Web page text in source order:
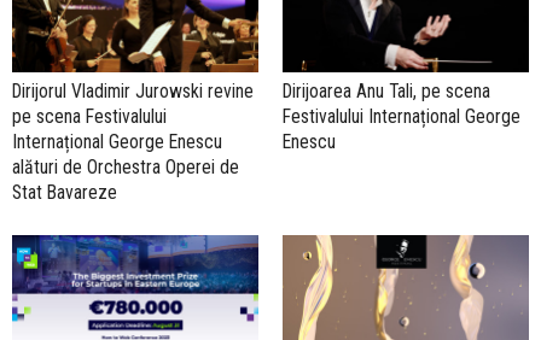
Dirijorul Vladimir Jurowski revine
pe scena Festivalului
Internațional George Enescu
alături de Orchestra Operei de
Stat Bavareze
Dirijoarea Anu Tali, pe scena
Festivalului Internațional George
Enescu